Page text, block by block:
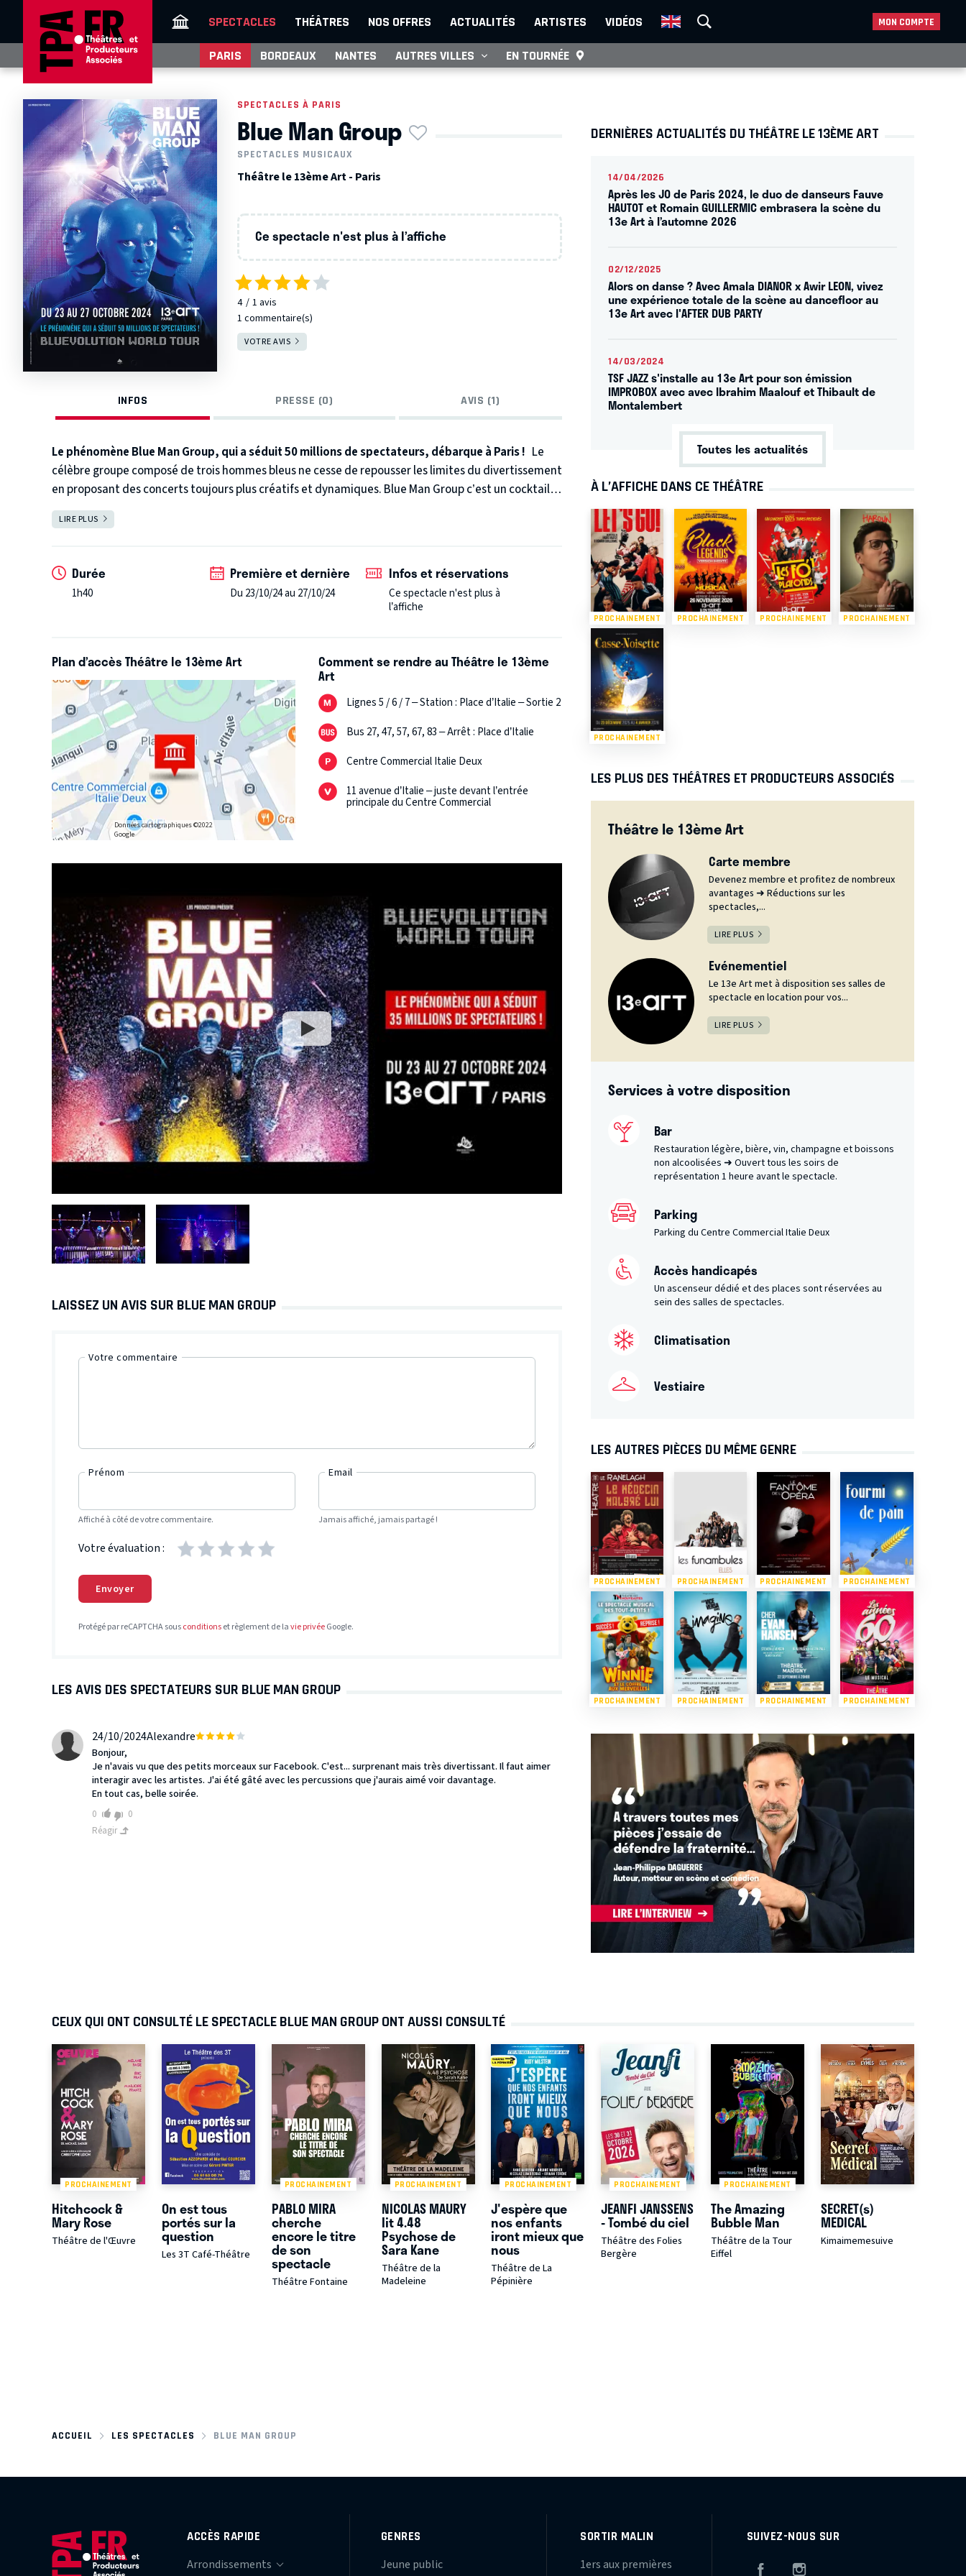
SPECTACLES THÉÂTRES NOS OFFRES ACTUALITÉS ARTISTES VIDÉOS MON COMPTE
PARIS BORDEAUX NANTES AUTRES VILLES EN TOURNÉE
SPECTACLES À PARIS
Blue Man Group
SPECTACLES MUSICAUX
Théâtre le 13ème Art - Paris
Ce spectacle n'est plus à l’affiche
4 1 avis
1 commentaire(s)
VOTRE AVIS
INFOS PRESSE (0) AVIS (1)
Le phénomène Blue Man Group, qui a séduit 50 millions de spectateurs, débarque à Paris ! Le
célèbre groupe composé de trois hommes bleus ne cesse de repousser les limites du divertissement
en proposant des concerts toujours plus créatifs et dynamiques. Blue Man Group c’est un cocktail
molotov de couleurs, de sons et de graphismes qui émoustillent les sens.
drôles de personnages bleus séduisent les publics du monde entier et viennent cette fois conquérir le
LIRE PLUS
Durée
1h40
Première et dernière
Du 23/10/24 au 27/10/24
Infos et réservations
Ce spectacle n'est plus à
l’affiche
Plan d’accès Théâtre le 13ème Art
Données cartographiques ©2022
Google
Comment se rendre au Théâtre le 13ème
Art
Lignes 5 / 6 / 7 – Station : Place d’Italie – Sortie 2
Bus 27, 47, 57, 67, 83 – Arrêt : Place d’Italie
Centre Commercial Italie Deux
11 avenue d’Italie – juste devant l’entrée
principale du Centre Commercial
LAISSEZ UN AVIS SUR BLUE MAN GROUP
Votre commentaire
Prénom
Affiché à côté de votre commentaire.
Email
Jamais affiché, jamais partagé !
Votre évaluation :
Envoyer
Protégé par reCAPTCHA sousconditionset règlement de lavie privéeGoogle.
LES AVIS DES SPECTATEURS SUR BLUE MAN GROUP
24/10/2024Alexandre
Bonjour,
Je n'avais vu que des petits morceaux sur Facebook. C'est... surprenant mais très divertissant. Il faut aimer
interagir avec les artistes. J'ai été gâté avec les percussions que j'aurais aimé voir davantage.
En tout cas, belle soirée.
0
0
Réagir
DERNIÈRES ACTUALITÉS DU THÉÂTRE LE 13ÈME ART
14/04/2026
Après les JO de Paris 2024, le duo de danseurs Fauve
HAUTOT et Romain GUILLERMIC embrasera la scène du
13e Art à l’automne 2026
02/12/2025
Alors on danse ? Avec Amala DIANOR x Awir LEON, vivez
une expérience totale de la scène au dancefloor au
13e Art avec l'AFTER DUB PARTY
14/03/2024
TSF JAZZ s'installe au 13e Art pour son émission
IMPROBOX avec avec Ibrahim Maalouf et Thibault de
Montalembert
Toutes les actualités
À L’AFFICHE DANS CE THÉÂTRE
PROCHAINEMENT PROCHAINEMENT PROCHAINEMENT PROCHAINEMENT
PROCHAINEMENT
LES PLUS DES THÉÂTRES ET PRODUCTEURS ASSOCIÉS
Théâtre le 13ème Art
Carte membre
Devenez membre et profitez de nombreux
avantages ➜ Réductions sur les
spectacles,...
LIRE PLUS
Evénementiel
Le 13e Art met à disposition ses salles de
spectacle en location pour vos...
LIRE PLUS
Services à votre disposition
Bar
Restauration légère, bière, vin, champagne et boissons
non alcoolisées ➜ Ouvert tous les soirs de
représentation 1 heure avant le spectacle.
Parking
Parking du Centre Commercial Italie Deux
Accès handicapés
Un ascenseur dédié et des places sont réservées au
sein des salles de spectacles.
Climatisation
Vestiaire
LES AUTRES PIÈCES DU MÊME GENRE
PROCHAINEMENT PROCHAINEMENT PROCHAINEMENT PROCHAINEMENT
PROCHAINEMENT PROCHAINEMENT PROCHAINEMENT PROCHAINEMENT
CEUX QUI ONT CONSULTÉ LE SPECTACLE BLUE MAN GROUP ONT AUSSI CONSULTÉ
PROCHAINEMENT
Hitchcock &
Mary Rose
Théâtre de l'Œuvre
On est tous
portés sur la
question
Les 3T Café-Théâtre
PROCHAINEMENT
PABLO MIRA
cherche
encore le titre
de son
spectacle
Théâtre Fontaine
PROCHAINEMENT
NICOLAS MAURY
lit 4.48
Psychose de
Sara Kane
Théâtre de la
Madeleine
PROCHAINEMENT
J'espère que
nos enfants
iront mieux que
nous
Théâtre de La
Pépinière
PROCHAINEMENT
JEANFI JANSSENS
- Tombé du ciel
Théâtre des Folies
Bergère
PROCHAINEMENT
The Amazing
Bubble Man
Théâtre de la Tour
Eiffel
SECRET(s)
MEDICAL
Kimaimemesuive
ACCUEIL LES SPECTACLES BLUE MAN GROUP
ACCÈS RAPIDE GENRES
Jeune public
SORTIR MALIN
1ers aux premières
SUIVEZ-NOUS SUR
Facebook